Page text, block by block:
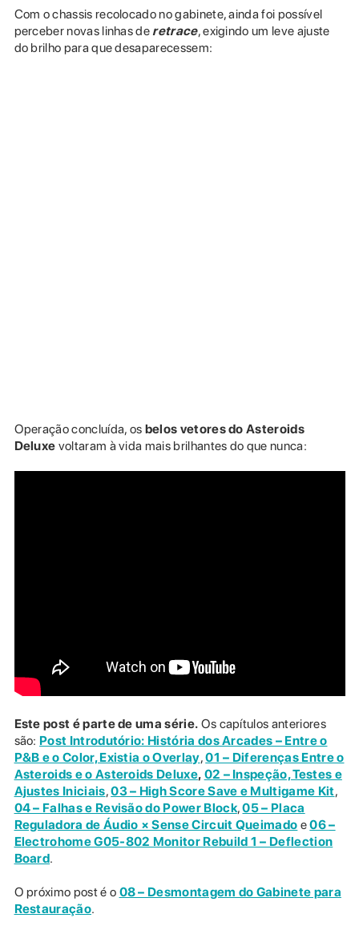
Com o chassis recolocado no gabinete, ainda foi possível
perceber novas linhas deretrace, exigindo um leve ajuste
do brilho para que desaparecessem:
Operação concluída, os belos vetores do Asteroids
Deluxe voltaram à vida mais brilhantes do que nunca:
Este post é parte de uma série. Os capítulos anteriores
são: Post Introdutório: História dos Arcades – Entre o
P&B e o Color, Existia o Overlay,01 – Diferenças Entre o
Asteroids e o Asteroids Deluxe, 02 – Inspeção, Testes e
Ajustes Iniciais,03 – High Score Save e Multigame Kit,
04 – Falhas e Revisão do Power Block,05 – Placa
Reguladora de Áudio × Sense Circuit Queimado e06 –
Electrohome G05-802 Monitor Rebuild 1 – Deflection
Board.
O próximo post é o 08 – Desmontagem do Gabinete para
Restauração.